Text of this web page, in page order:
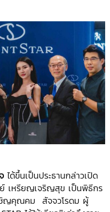
ได้ขึ้นเป็นประธานกล่าวเปิด
เหรียญเจริญสุข เป็นพิธีกร
เชิญคุณคม สัจจวโรดม ผู้